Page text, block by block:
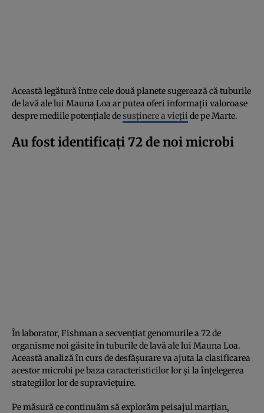
Această legătură între cele două planete sugerează că tuburile
de lavă ale lui Mauna Loa ar putea oferi informații valoroase
despre mediile potențiale desusținere a vieții de pe Marte.
Au fost identificați 72 de noi microbi
În laborator, Fishman a secvențiat genomurile a 72 de
organisme noi găsite în tuburile de lavă ale lui Mauna Loa.
Această analiză în curs de desfășurare va ajuta la clasificarea
acestor microbi pe baza caracteristicilor lor și la înțelegerea
strategiilor lor de supraviețuire.
Pe măsură ce continuăm să explorăm peisajul marțian,